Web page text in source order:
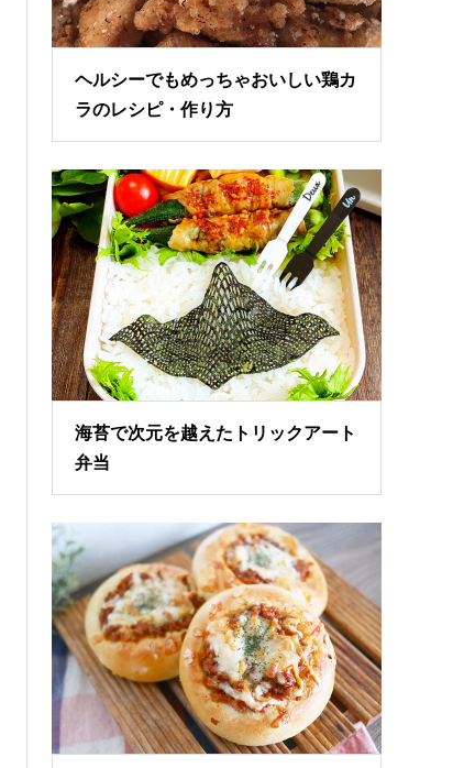
ヘルシーでもめっちゃおいしい鶏カ
ラのレシピ・作り方
海苔で次元を越えたトリックアート
弁当